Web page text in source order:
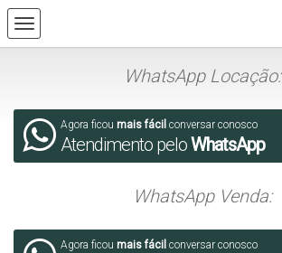
WhatsApp Locação:
Agora ficou mais fácil conversar conosco
Atendimento peloWhatsApp
WhatsApp Venda:
Agora ficou mais fácil conversar conosco